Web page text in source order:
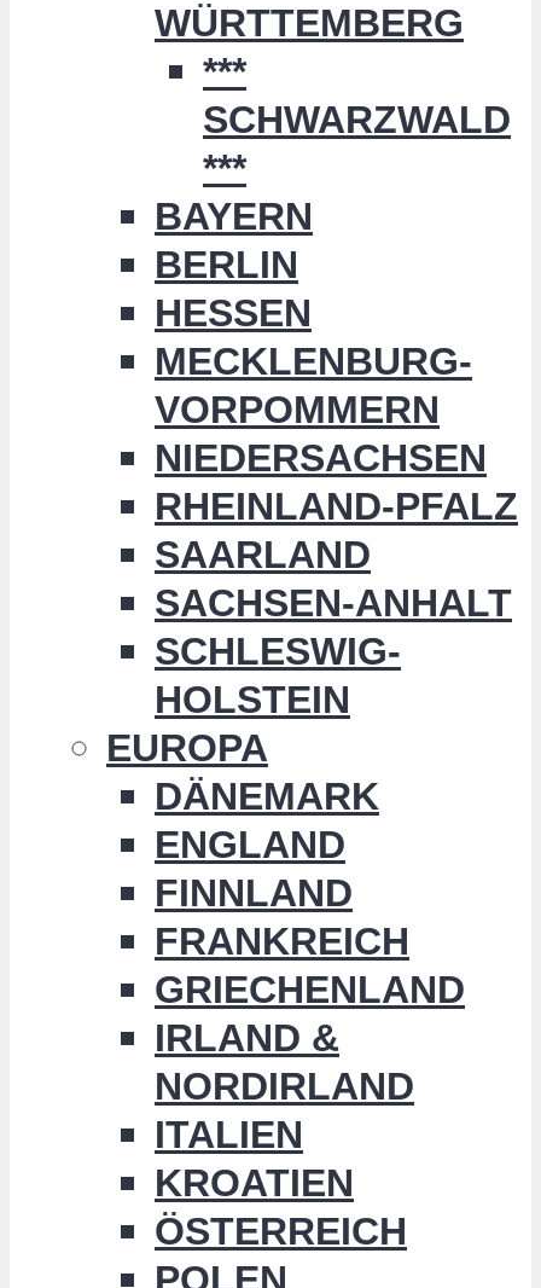
WÜRTTEMBERG
***
SCHWARZWALD
***
BAYERN
BERLIN
HESSEN
MECKLENBURG-
VORPOMMERN
NIEDERSACHSEN
RHEINLAND-PFALZ
SAARLAND
SACHSEN-ANHALT
SCHLESWIG-
HOLSTEIN
EUROPA
DÄNEMARK
ENGLAND
FINNLAND
FRANKREICH
GRIECHENLAND
IRLAND &
NORDIRLAND
ITALIEN
KROATIEN
ÖSTERREICH